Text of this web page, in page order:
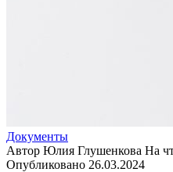
Документы
Автор Юлия Глушенкова На
Опубликовано 26.03.2024